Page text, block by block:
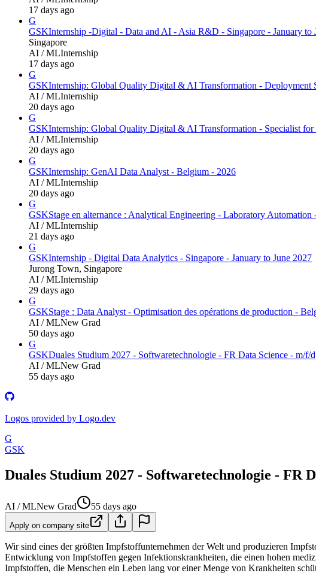
17 days ago
G
GSKInternship -Digital - Data and AI - Asia R&D - Singapore - January to
Singapore
AI / MLInternship
17 days ago
G
GSKInternship: Global Quality Digital & AI Transformation - Deployment
AI / MLInternship
20 days ago
G
GSKInternship: Global Quality Digital & AI Transformation - Specialist
AI / MLInternship
20 days ago
G
GSKInternship: GenAI Data Analyst - Belgium - 2026
AI / MLInternship
20 days ago
G
GSKStage en alternance : Analytical Engineering - Laboratory
AI / MLInternship
21 days ago
G
GSKInternship - Digital Data Analytics - Singapore - January to June 2027
Jurong Town, Singapore
AI / MLInternship
29 days ago
G
GSKStage : Data Analyst - Optimisation des opérations de production -
AI / MLNew Grad
50 days ago
G
GSKDuales Studium 2027 - Softwaretechnologie - FR Data Science - m/f/d
AI / MLNew Grad
55 days ago
Logos provided by Logo.dev
G
GSK
Duales Studium 2027 - Softwaretechnologie - FR
AI / MLNew Grad 55 days ago
Apply on company site
Wir sind eines der größten Impfstoffunternehmen der Welt und produzieren
Entwicklung von Impfstoffen gegen Infektionskrankheiten, die einen hohen
Impfstoffen, die Menschen ein Leben lang vor einer Menge von Krankheiten